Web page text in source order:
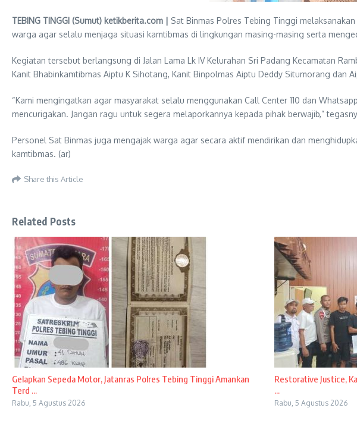
TEBING TINGGI (Sumut) ketikberita.com | Sat Binmas Polres Tebing Tinggi
warga agar selalu menjaga situasi kamtibmas di lingkungan masing-masing serta
Kegiatan tersebut berlangsung di Jalan Lama Lk IV Kelurahan Sri Padang Kecamatan
Kanit Bhabinkamtibmas Aiptu K Sihotang, Kanit Binpolmas Aiptu Deddy Situmorang dan
“Kami mengingatkan agar masyarakat selalu menggunakan Call Center 110 dan
mencurigakan. Jangan ragu untuk segera melaporkannya kepada pihak berwajib,”
Personel Sat Binmas juga mengajak warga agar secara aktif mendirikan dan
kamtibmas. (ar)
Share this Article
Related Posts
Gelapkan Sepeda Motor, Jatanras Polres Tebing Tinggi Amankan
Terd ...
Rabu, 5 Agustus 2026
Restorative Justice,
...
Rabu, 5 Agustus 2026